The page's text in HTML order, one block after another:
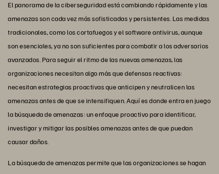
El panorama de la ciberseguridad está cambiando rápidamente y las
amenazas son cada vez más sofisticadas y persistentes. Las medidas
tradicionales, como los cortafuegos y el software antivirus, aunque
son esenciales, ya no son suficientes para combatir a los adversarios
avanzados. Para seguir el ritmo de las nuevas amenazas, las
organizaciones necesitan algo más que defensas reactivas:
necesitan estrategias proactivas que anticipen y neutralicen las
amenazas antes de que se intensifiquen. Aquí es donde entra en juego
la búsqueda de amenazas: un enfoque proactivo para identificar,
investigar y mitigar las posibles amenazas antes de que puedan
causar daños.
La búsqueda de amenazas permite que las organizaciones se hagan